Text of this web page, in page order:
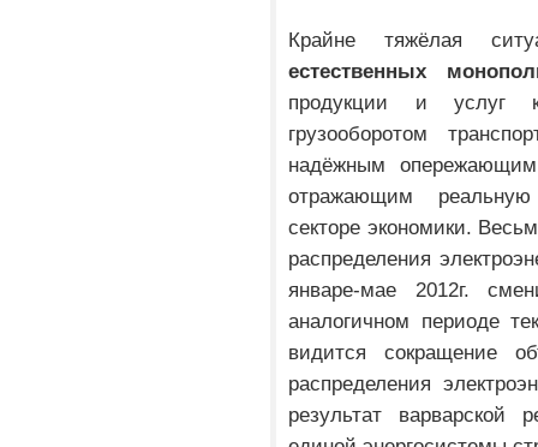
Крайне тяжёлая
естественных
продукции и услуг
грузооборотом
надёжным опережающим
отражающим
секторе экономики.
распределения
январе-мае 2012г.
аналогичном периоде
видится сокращение
распределения
результат